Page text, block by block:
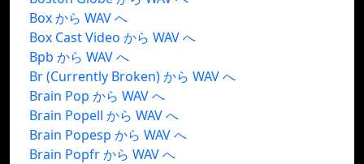
Box から WAV へ
Box Cast Video から WAV へ
Bpb から WAV へ
Br (Currently Broken) から WAV へ
Brain Pop から WAV へ
Brain Popell から WAV へ
Brain Popesp から WAV へ
Brain Popfr から WAV へ